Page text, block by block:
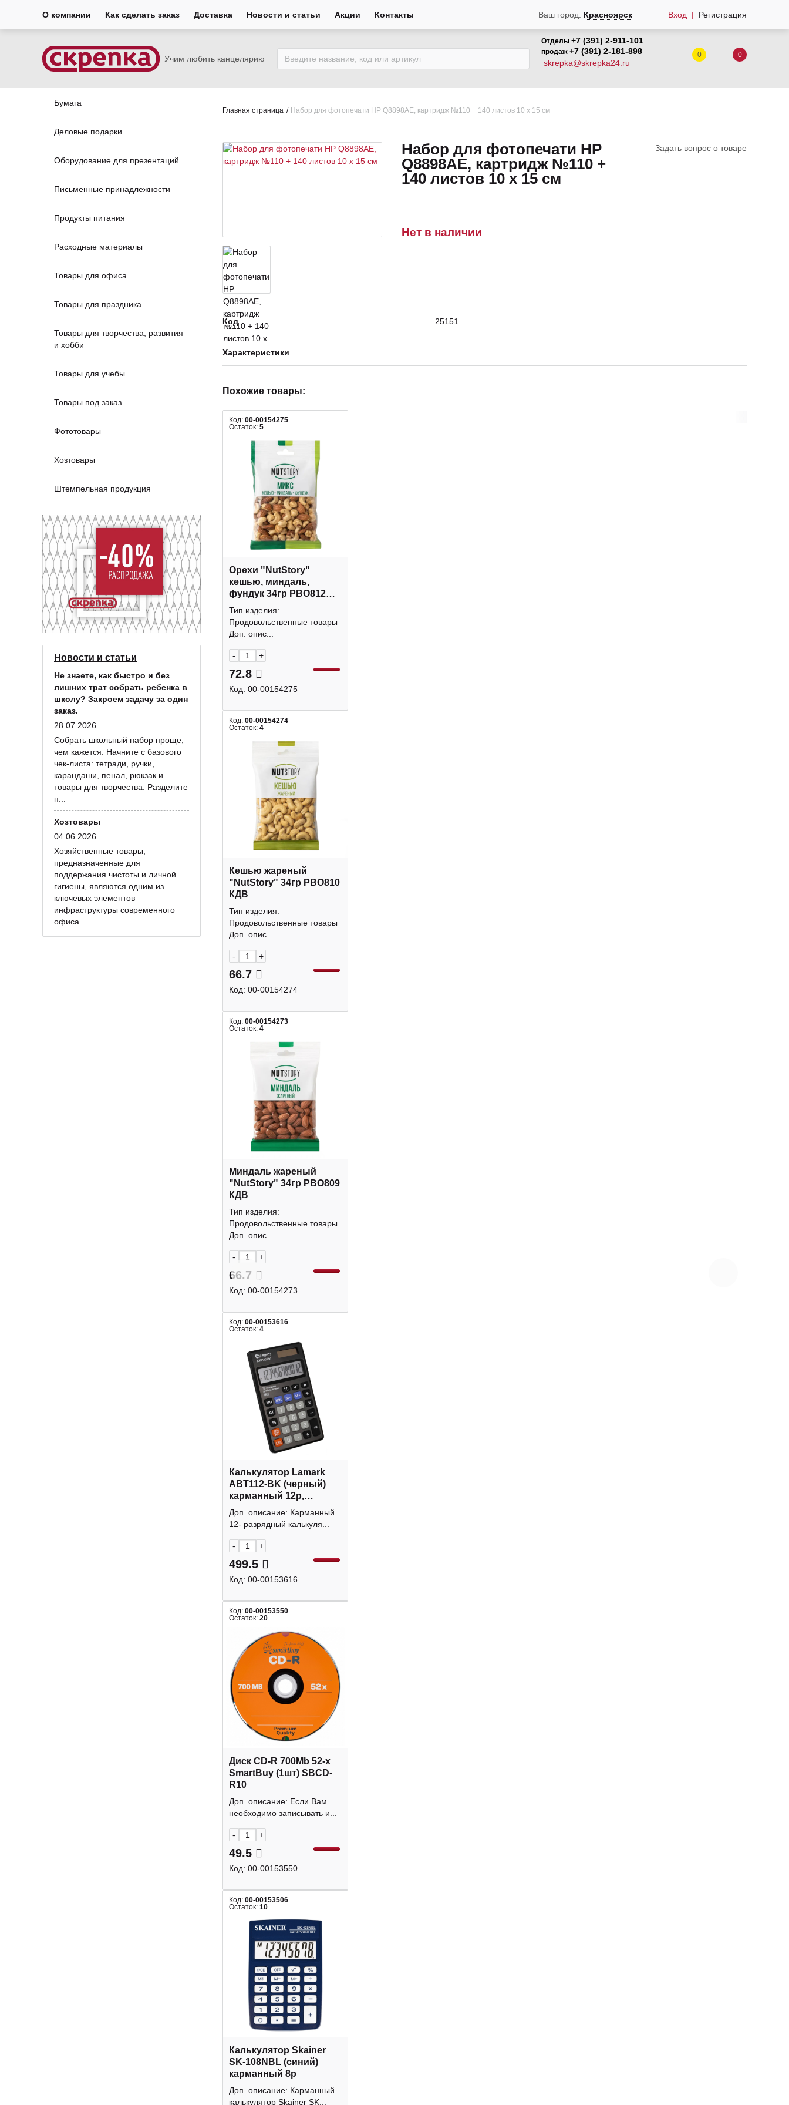
О компании Как сделать заказ Доставка Новости и статьи Акции Контакты Ваш город: Красноярск Вход Регистрация
Учим любить канцелярию
Отделы +7 (391) 2-911-101
продаж +7 (391) 2-181-898
skrepka@skrepka24.ru
0 0
Бумага
Деловые подарки
Оборудование для презентаций
Письменные принадлежности
Продукты питания
Расходные материалы
Товары для офиса
Товары для праздника
Товары для творчества, развития
и хобби
Товары для учебы
Товары под заказ
Фототовары
Хозтовары
Штемпельная продукция
Новости и статьи
Не знаете, как быстро и без
лишних трат собрать ребенка в
школу? Закроем задачу за один
заказ.
28.07.2026
Собрать школьный набор проще,
чем кажется. Начните с базового
чек-листа: тетради, ручки,
карандаши, пенал, рюкзак и
товары для творчества. Разделите
п...
Хозтовары
04.06.2026
Хозяйственные товары,
предназначенные для
поддержания чистоты и личной
гигиены, являются одним из
ключевых элементов
инфраструктуры современного
офиса...
Главная страница Набор для фотопечати HP Q8898AE, картридж №110 + 140 листов 10 x 15 см
Набор для фотопечати HP
Q8898AE, картридж №110 +
140 листов 10 x 15 см
Задать вопрос о товаре
Нет в наличии
Код 25151
Характеристики
Похожие товары:
Код: 00-00154275
Остаток: 5
Орехи "NutStory"
кешью, миндаль,
фундук 34гр РВО812
КДВ
Тип изделия:
Продовольственные товары
Доп. опис...
- +
72.8
Код: 00-00154275
Код: 00-00154274
Остаток: 4
Кешью жареный
"NutStory" 34гр РВО810
КДВ
Тип изделия:
Продовольственные товары
Доп. опис...
- +
66.7
Код: 00-00154274
Код: 00-00154273
Остаток: 4
Миндаль жареный
"NutStory" 34гр РВО809
КДВ
Тип изделия:
Продовольственные товары
Доп. опис...
- +
66.7
Код: 00-00154273
Код: 00-00153616
Остаток: 4
Калькулятор Lamark
ABT112-BK (черный)
карманный 12р,
крышка
Доп. описание: Карманный
12- разрядный калькуля...
- +
499.5
Код: 00-00153616
Код: 00-00153550
Остаток: 20
Диск CD-R 700Mb 52-х
SmartBuy (1шт) SBCD-
R10
Доп. описание: Если Вам
необходимо записывать и...
- +
49.5
Код: 00-00153550
Код: 00-00153506
Остаток: 10
Калькулятор Skainer
SK-108NBL (синий)
карманный 8р
Доп. описание: Карманный
калькулятор Skainer SK...